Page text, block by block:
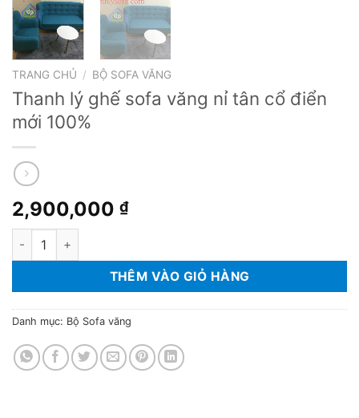
TRANG CHỦ / BỘ SOFA VĂNG
Thanh lý ghế sofa văng nỉ tân cổ điển
mới 100%
2,900,000 ₫
Thanh lý ghế sofa văng nỉ tân cổ điển mới 100% số lượng
THÊM VÀO GIỎ HÀNG
Danh mục: Bộ Sofa văng